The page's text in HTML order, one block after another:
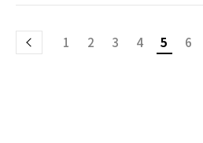
1 2 3 4 5 6